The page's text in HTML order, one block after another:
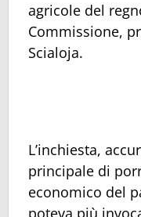
agricole del
Commissione,
Scialoja.
L’inchiesta,
principale di
economico del